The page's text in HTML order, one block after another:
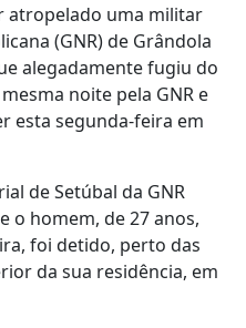
atropelado uma militar
(GNR) de Grândola
alegadamente fugiu do
noite pela GNR e
esta segunda-feira em
de Setúbal da GNR
o homem, de 27 anos,
foi detido, perto das
da sua residência, em